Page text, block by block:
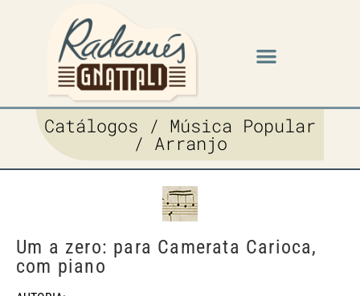
Catálogos / Música Popular
/ Arranjo
Um a zero: para Camerata Carioca,
com piano